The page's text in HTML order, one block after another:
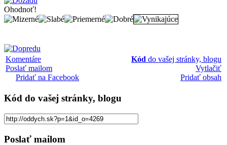
Ohodnoť!
Komentáre
Poslať mailom
Pridať na Facebook
Kód do vašej stránky, blogu
Vytlačiť
Pridať obsah
Kód do vašej stránky, blogu
Poslať mailom